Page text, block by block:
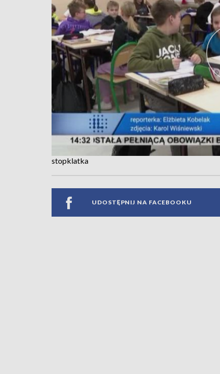
stopklatka
UDOSTĘPNIJ NA FACEBOOKU